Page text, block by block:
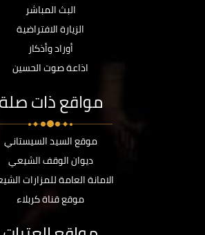
البث المباشر
الزيارة الافتراضية
أوراد وأذكار
اذاعة صوت الحسين
مواقع ذات صلة
موقع السيد السيستاني
ديوان الوقف الشيعي
الامانة العامة للمزارات
موقع قناة كربلاء